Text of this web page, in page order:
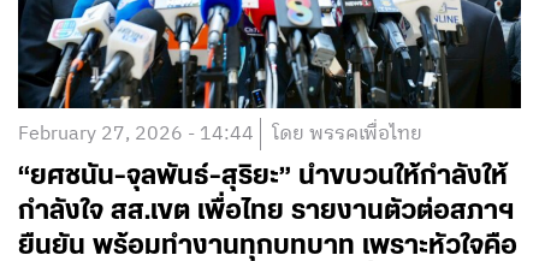
February 27, 2026 - 14:44 โดย พรรคเพื่อไทย
“ยศชนัน-จุลพันธ์-สุริยะ” นำขบวนให้กำลังให้
กำลังใจ สส.เขต เพื่อไทย รายงานตัวต่อสภาฯ
ยืนยัน พร้อมทำงานทุกบทบาท เพราะหัวใจคือ